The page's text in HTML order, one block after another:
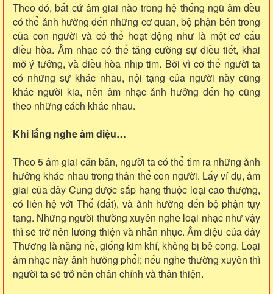
Theo đó, bất cứ âm giai nào trong hệ thống ngũ âm đều
có thể ảnh hưởng đến những cơ quan, bộ phận bên trong
của con người và có thể hoạt động như là một cơ cấu
điều hòa. Âm nhạc có thể tăng cường sự điều tiết, khai
mở ý tưởng, và điều hòa nhịp tim. Bởi vì cơ thể người ta
có những sự khác nhau, nội tạng của người này cũng
khác người kia, nên âm nhạc ảnh hưởng đến họ cũng
theo những cách khác nhau.
Khi lắng nghe âm điệu…
Theo 5 âm giai căn bản, người ta có thể tìm ra những ảnh
hưởng khác nhau trong thân thể con người. Lấy ví dụ, âm
giai của dây Cung được sắp hạng thuộc loại cao thượng,
có liên hệ với Thổ (đất), và ảnh hưởng đến bộ phận tụy
tạng. Những người thường xuyên nghe loại nhạc như vậy
thì sẽ trở nên lương thiện và nhẫn nhục. Âm điệu của dây
Thương là nặng nề, giống kim khí, không bị bẻ cong. Loại
âm nhạc này ảnh hưởng phổi; nếu nghe thường xuyên thì
người ta sẽ trở nên chân chính và thân thiện.